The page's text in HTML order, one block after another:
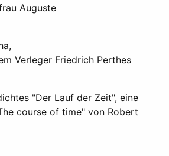
Auguste
Verleger Friedrich Perthes
"Der Lauf der Zeit", eine
course of time" von Robert